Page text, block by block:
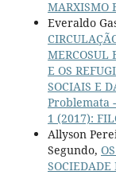
MARXISMO
Everaldo
MERCOSUL
E OS
SOCIAIS E
Problemata
1 (2017):
Allyson
Segundo,